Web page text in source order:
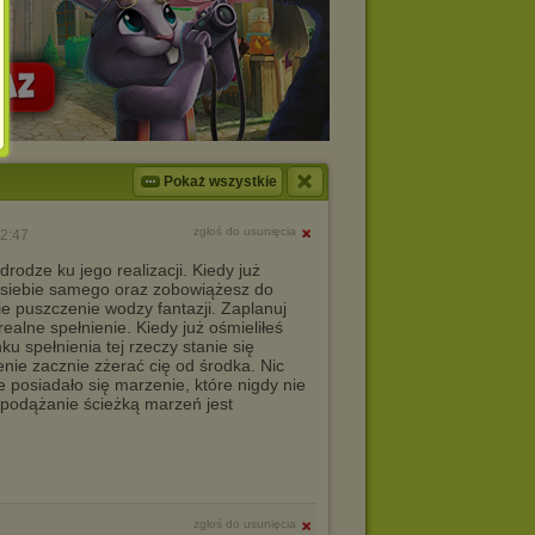
Pokaż wszystkie
zgłoś do usunięcia
ku jego realizacji. Kiedy już
samego oraz zobowiążesz do
puszczenie wodzy fantazji. Zaplanuj
spełnienie. Kiedy już ośmieliłeś
spełnienia tej rzeczy stanie się
zacznie zżerać cię od środka. Nic
się marzenie, które nigdy nie
ścieżką marzeń jest
zgłoś do usunięcia